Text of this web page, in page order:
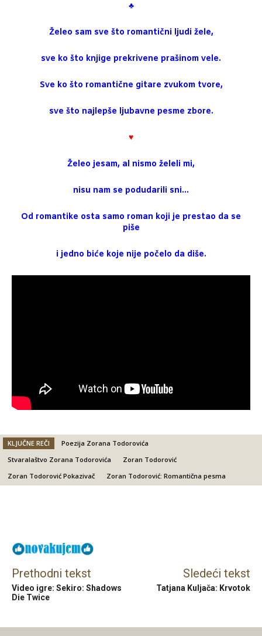
♣
Želeo sam sve što romantični ljudi žele,
sve ko što knjige prekrivene prašinom vele.
Sve ko što romantične gitare zvukom tvore,
sve što najlepše ljubavne pesme zbore.
♥
Želeo jesam, al nismo želeli mi,
nisu nam se podudarili sni…
Od romantike osta samo roman koji je prestao da se
piše
i jedno biće koje nije počelo da diše.
KLJUČNE REČI
Poezija Zorana Todorovića
Stvaralaštvo Zorana Todorovića
Zoran Todorović
Zoran Todorović Pokazivač
Zoran Todorović: Romantična pesma
Prethodni tekst
Video igre: Sekiro: Shadows
Die Twice
Sledeći tekst
Tatjana Kuljača: Krvotok